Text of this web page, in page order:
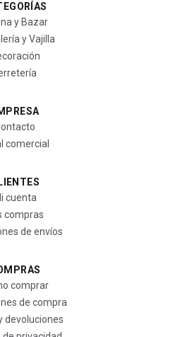
y Bazar
y Vajilla
comercial
cuenta
compras
de envíos
comprar
de compra
devoluciones